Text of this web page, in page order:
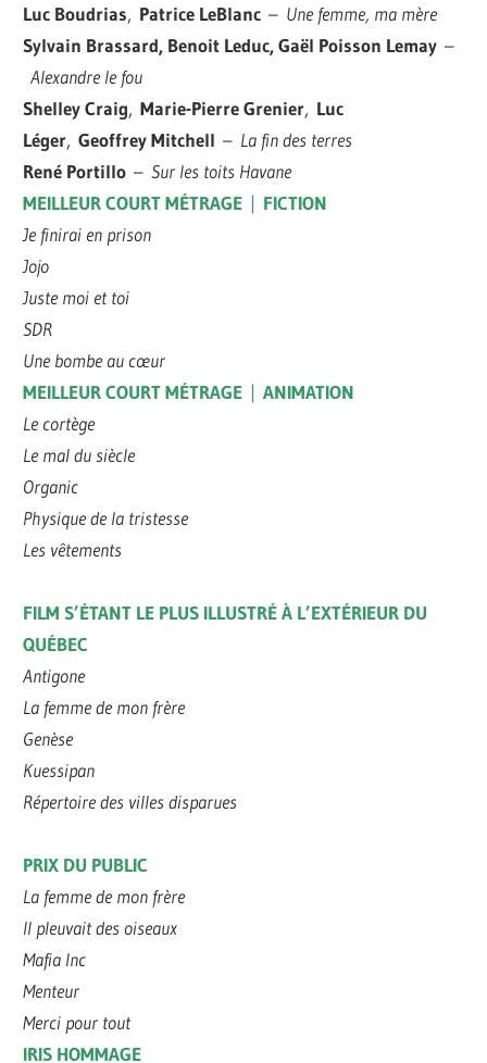
Luc Boudrias, Patrice LeBlanc– Une femme, ma mère
Sylvain Brassard, Benoit Leduc, Gaël Poisson Lemay–
Alexandre le fou
Shelley Craig, Marie-Pierre Grenier, Luc
Léger, Geoffrey Mitchell– La fin des terres
René Portillo–Sur les toits Havane
MEILLEUR COURT MÉTRAGE | FICTION
Je finirai en prison
Jojo
Juste moi et toi
SDR
Une bombe au cœur
MEILLEUR COURT MÉTRAGE | ANIMATION
Le cortège
Le mal du siècle
Organic
Physique de la tristesse
Les vêtements
FILM S’ÉTANT LE PLUS ILLUSTRÉ À L’EXTÉRIEUR DU
QUÉBEC
Antigone
La femme de mon frère
Genèse
Kuessipan
Répertoire des villes disparues
PRIX DU PUBLIC
La femme de mon frère
Il pleuvait des oiseaux
Mafia Inc
Menteur
Merci pour tout
IRIS HOMMAGE